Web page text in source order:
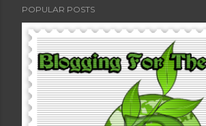
POPULAR POSTS